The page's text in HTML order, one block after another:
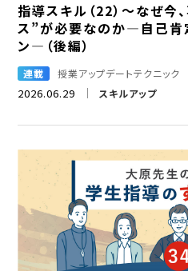
指導スキル（22）～なぜ今
ス”が必要なのか―自己肯
ン―（後編）
2026.06.29 スキルアップ
連載 授業アップデートテクニック